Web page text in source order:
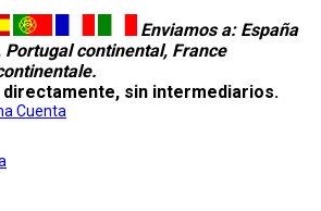
Enviamos a: España
continental, France
sin intermediarios.
Cuenta